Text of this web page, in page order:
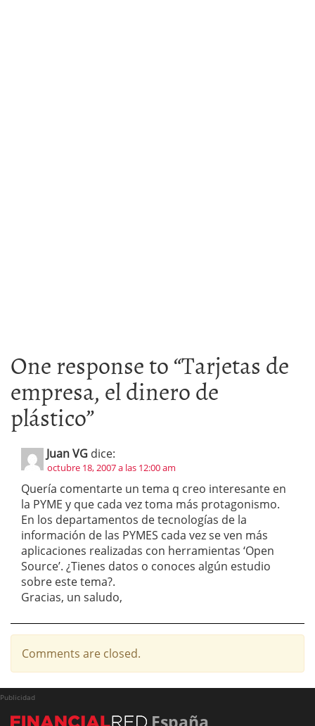
One response to “Tarjetas de
empresa, el dinero de
plástico”
Juan VG dice:
octubre 18, 2007 a las 12:00 am
Quería comentarte un tema q creo interesante en
la PYME y que cada vez toma más protagonismo.
En los departamentos de tecnologías de la
información de las PYMES cada vez se ven más
aplicaciones realizadas con herramientas ‘Open
Source’. ¿Tienes datos o conoces algún estudio
sobre este tema?.
Gracias, un saludo,
Comments are closed.
Publicidad